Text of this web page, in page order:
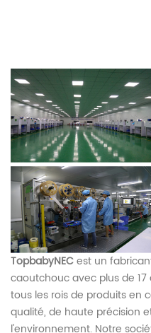
TopbabyNECest un
caoutchouc avec plus de
tous les rois de produits en
qualité, de haute précision
l'environnement. Notre